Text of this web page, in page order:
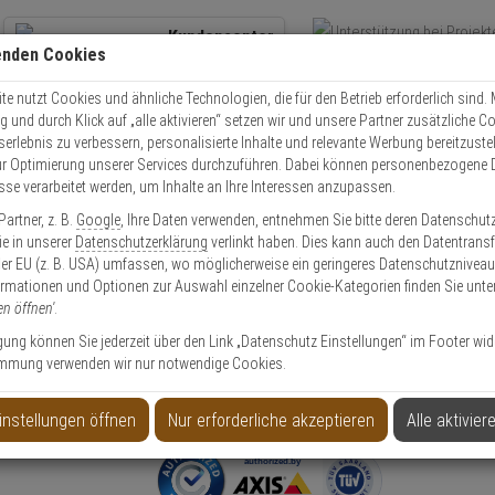
Kundencenter
Kontaktservice nutzen
Mo. - Do.: 8:00 - 16:30 Fr. 8:00 - 14:00 Uhr
GLAND A M20 Kabelverschraubung, 5 Stück
5 Stück
Produktinformationen
Zubehörartikel
Anwendung: Videoüberwachung
Cookies
nutzt Cookies und ähnliche Technologien, die für den Betrieb erforderlich sind.
und durch Klick auf „alle aktivieren“ setzen wir und unsere Partner zusätzliche
zu verbessern, personalisierte Inhalte und relevante Werbung
Optimierung unserer Services durchzuführen. Dabei können personenbezogene
verarbeitet werden, um Inhalte an Ihre Interessen anzupassen.
z. B. Google , Ihre Daten verwenden, entnehmen Sie bitte deren
in unserer Datenschutzerklärung verlinkt haben. Dies kann auch den
EU (z. B. USA) umfassen, wo möglicherweise ein geringeres Datenschutzniveau
und Optionen zur Auswahl einzelner Cookie-Kategorien finden Sie
öffnen'.
können Sie jederzeit über den Link „Datenschutz Einstellungen“ im Footer
verwenden wir nur notwendige Cookies.
öffnen Nur erforderliche akzeptieren Alle